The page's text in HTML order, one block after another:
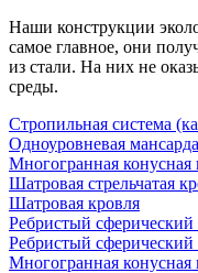
Наши конструкции
самое главное, они
из стали. На них не
среды.
Стропильная система
Одноуровневая
Многогранная конусная
Шатровая стрельчатая
Шатровая кровля
Ребристый сферический
Ребристый сферический
Многогранная конусная